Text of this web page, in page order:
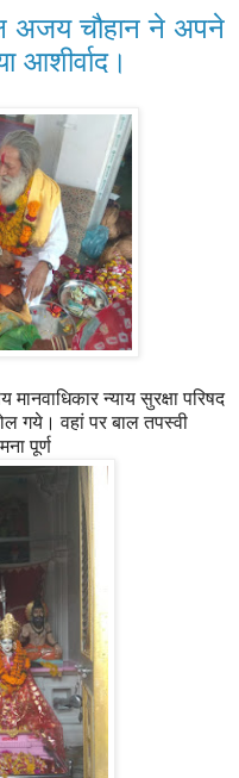
अजय चौहान ने अपने
आशीर्वाद।
न्याय सुरक्षा परिषद
गये। वहां पर बाल तपस्वी
पूर्ण